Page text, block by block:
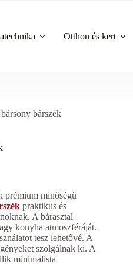
Otthon és kert
bárszék
prémium minőségű
praktikus és
A bárasztal
konyha atmoszféráját.
tesz lehetővé. A
szolgálnak ki. A
minimalista